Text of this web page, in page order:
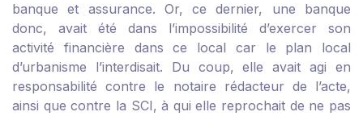
banque et assurance. Or, ce dernier, une banque
donc, avait été dans l’impossibilité d’exercer son
activité financière dans ce local car le plan local
d’urbanisme l’interdisait. Du coup, elle avait agi en
responsabilité contre le notaire rédacteur de l’acte,
ainsi que contre la SCI, à qui elle reprochait de ne pas